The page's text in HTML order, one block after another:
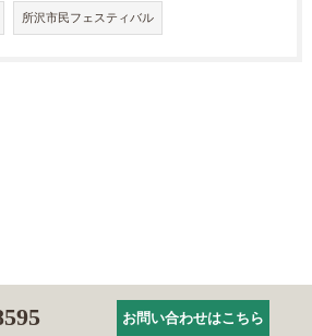
所沢市民フェスティバル
お問い合わせはこちら